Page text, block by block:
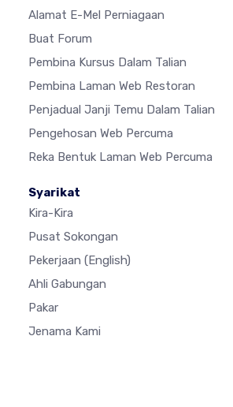
Alamat E-Mel Perniagaan
Buat Forum
Pembina Kursus Dalam Talian
Pembina Laman Web Restoran
Penjadual Janji Temu Dalam Talian
Pengehosan Web Percuma
Reka Bentuk Laman Web Percuma
Syarikat
Kira-Kira
Pusat Sokongan
Pekerjaan (English)
Ahli Gabungan
Pakar
Jenama Kami